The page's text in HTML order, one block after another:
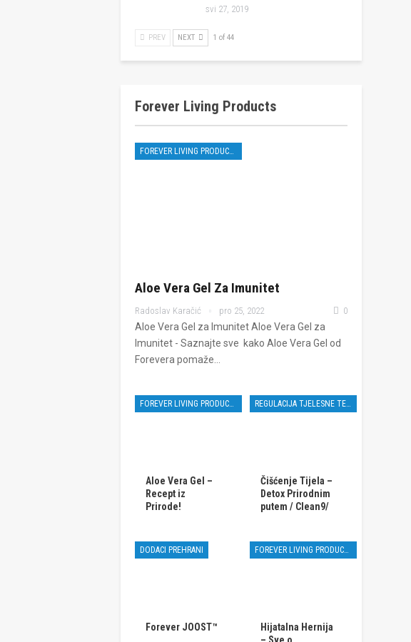
svi 27, 2019
PREV NEXT 1 of 44
Forever Living Products
FOREVER LIVING PRODUCTS
Aloe Vera Gel Za Imunitet
Radoslav Karačić pro 25, 2022 0
Aloe Vera Gel za Imunitet Aloe Vera Gel za
Imunitet - Saznajte sve kako Aloe Vera Gel od
Forevera pomaže…
FOREVER LIVING PRODUCTS
Aloe Vera Gel –
Recept iz
Prirode!
REGULACIJA TJELESNE TEŽINE
Čišćenje Tijela –
Detox Prirodnim
putem / Clean9/
DODACI PREHRANI
Forever JOOST™
FOREVER LIVING PRODUCTS
Hijatalna Hernija